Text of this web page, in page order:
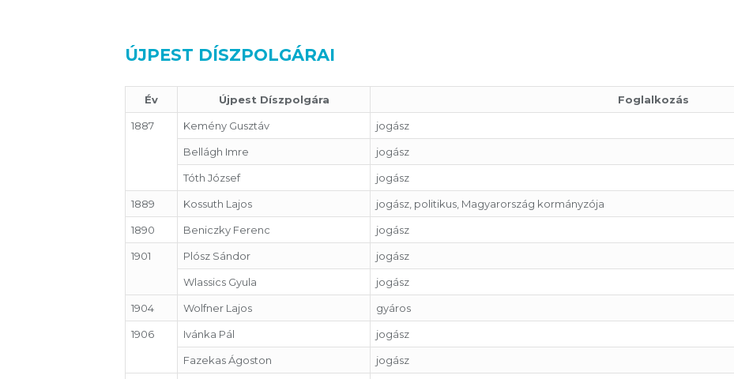
ÚJPEST DÍSZPOLGÁRAI
Év Újpest Díszpolgára Foglalkozás
1887 Kemény Gusztáv jogász
Bellágh Imre jogász
Tóth József jogász
1889 Kossuth Lajos jogász, politikus, Magyarország kormányzója
1890 Beniczky Ferenc jogász
1901 Plósz Sándor jogász
Wlassics Gyula jogász
1904 Wolfner Lajos gyáros
1906 Ivánka Pál jogász
Fazekas Ágoston jogász